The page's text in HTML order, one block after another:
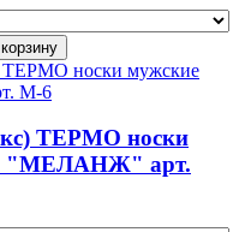
ТЕРМО носки
"МЕЛАНЖ" арт.